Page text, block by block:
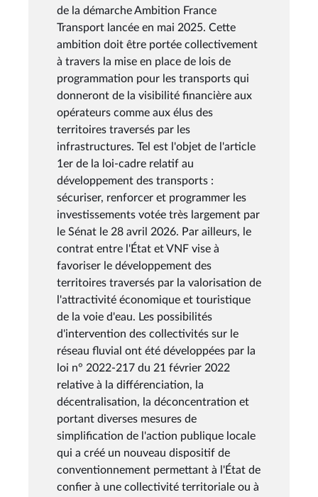
de la démarche Ambition France
Transport lancée en mai 2025. Cette
ambition doit être portée collectivement
à travers la mise en place de lois de
programmation pour les transports qui
donneront de la visibilité financière aux
opérateurs comme aux élus des
territoires traversés par les
infrastructures. Tel est l'objet de l'article
1er de la loi-cadre relatif au
développement des transports :
sécuriser, renforcer et programmer les
investissements votée très largement par
le Sénat le 28 avril 2026. Par ailleurs, le
contrat entre l'État et VNF vise à
favoriser le développement des
territoires traversés par la valorisation de
l'attractivité économique et touristique
de la voie d'eau. Les possibilités
d'intervention des collectivités sur le
réseau fluvial ont été développées par la
loi n° 2022-217 du 21 février 2022
relative à la différenciation, la
décentralisation, la déconcentration et
portant diverses mesures de
simplification de l'action publique locale
qui a créé un nouveau dispositif de
conventionnement permettant à l'État de
confier à une collectivité territoriale ou à